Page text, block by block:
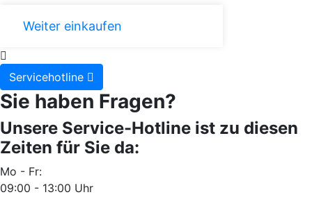
Weiter einkaufen
Servicehotline
Sie haben Fragen?
Unsere Service-Hotline ist zu diesen
Zeiten für Sie da:
Mo - Fr:
09:00 - 13:00 Uhr